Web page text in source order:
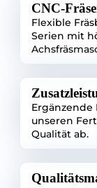
CNC-
Flexible
Serien mit
unseren
Qualität ab.